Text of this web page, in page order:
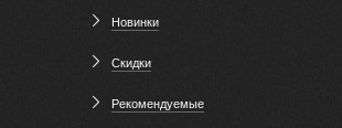
Новинки
Скидки
Рекомендуемые